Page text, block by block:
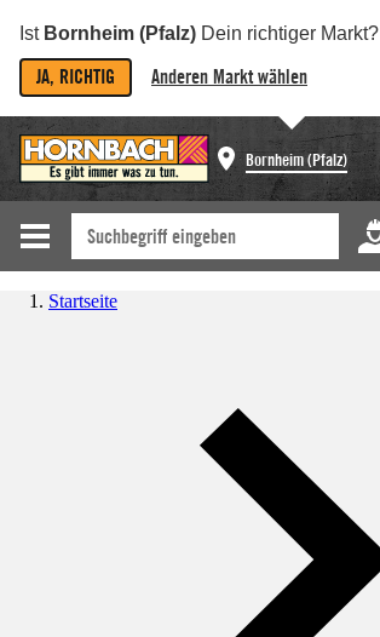
Ist Bornheim (Pfalz) Dein richtiger Markt?
JA, RICHTIG Anderen Markt wählen
Bornheim (Pfalz)
Startseite